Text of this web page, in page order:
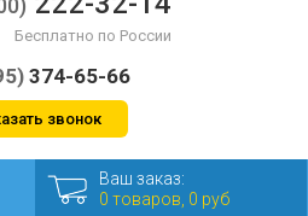
Бесплатно по России
374-65-66
звонок
Ваш заказ:
0 товаров, 0 руб